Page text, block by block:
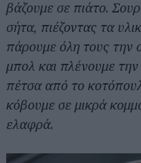
βάζουμε σε πιάτο.
σήτα, πιέζοντας τα
πάρουμε όλη τους την
μπολ και πλένουμε
πέτσα από το
κόβουμε σε μικρά
ελαφρά.